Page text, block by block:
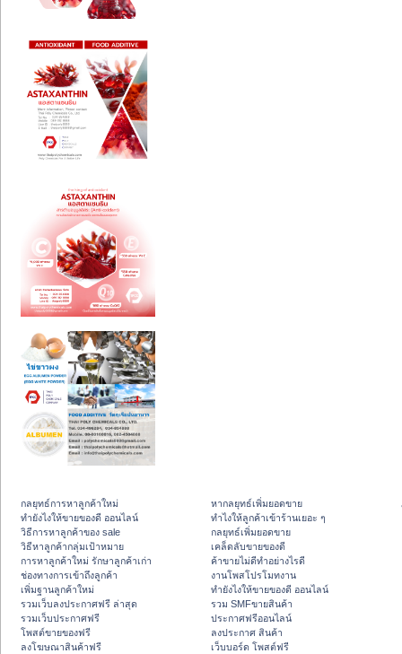
กลยุทธ์การหาลูกค้าใหม่
ทํายังไงให้ขายของดี ออนไลน์
วิธีการหาลูกค้าของ sale
วิธีหาลูกค้ากลุ่มเป้าหมาย
การหาลูกค้าใหม่ รักษาลูกค้าเก่า
ช่องทางการเข้าถึงลูกค้า
เพิ่มฐานลูกค้าใหม่
รวมเว็บลงประกาศฟรี ล่าสุด
รวมเว็บประกาศฟรี
โพสต์ขายของฟรี
ลงโฆษณาสินค้าฟรี
หากลยุทธ์เพิ่มยอดขาย
ทําไงให้ลูกค้าเข้าร้านเยอะ ๆ
กลยุทธ์เพิ่มยอดขาย
เคล็ดลับขายของดี
ค้าขายไม่ดีทำอย่างไรดี
งานโพสโปรโมทงาน
ทํายังไงให้ขายของดี ออนไลน์
รวม SMFขายสินค้า
ประกาศฟรีออนไลน์
ลงประกาศ สินค้า
เว็บบอร์ด โพสต์ฟรี